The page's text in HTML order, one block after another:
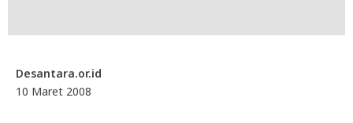
Desantara.or.id
10 Maret 2008